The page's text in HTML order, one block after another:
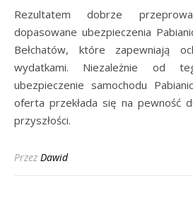
Rezultatem dobrze
dopasowane ubezpieczenia
Bełchatów, które zapewniają
wydatkami. Niezależnie od
ubezpieczenie samochodu
oferta przekłada się na pewność
przyszłości.
Przez Dawid